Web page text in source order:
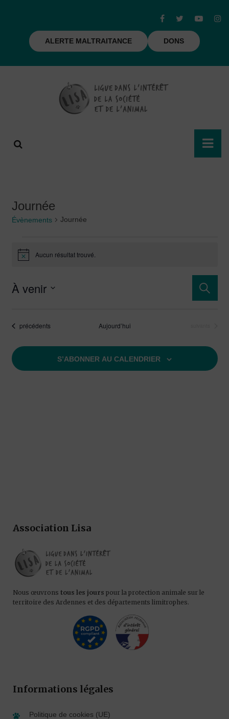
ALERTE MALTRAITANCE DONS
Journée
Évènements Journée
Notice Aucun résultat trouvé.
À venir
date.
Évènements
précédents Aujourd’hui
S’ABONNER AU CALENDRIER
Association Lisa
Nous œuvrons tous les jours pour la protection animale sur le
territoire des Ardennes et des départements limitrophes.
Informations légales
Politique de cookies (UE)